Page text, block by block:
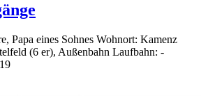
Papa eines Sohnes Wohnort: Kamenz
(6 er), Außenbahn Laufbahn: -